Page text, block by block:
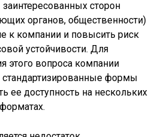
сторон
органов, общественности)
к компании и повысить риск
устойчивости. Для
этого вопроса компании
формы
ее доступность на нескольких